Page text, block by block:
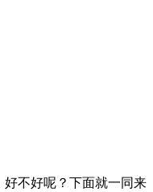
不好呢？下面就一同来